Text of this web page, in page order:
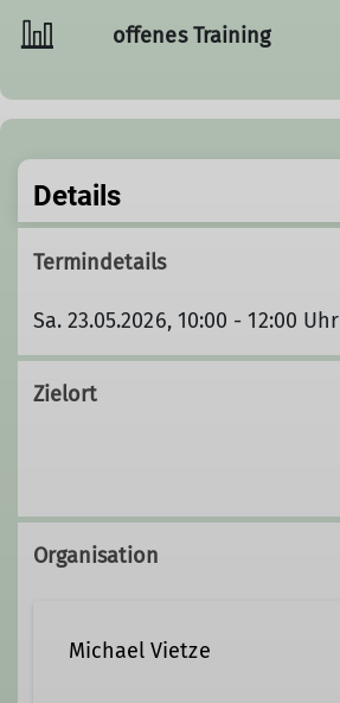
offenes Training
Details
Termindetails
Sa. 23.05.2026, 10:00 - 12:00 Uhr
Zielort
Organisation
Michael Vietze